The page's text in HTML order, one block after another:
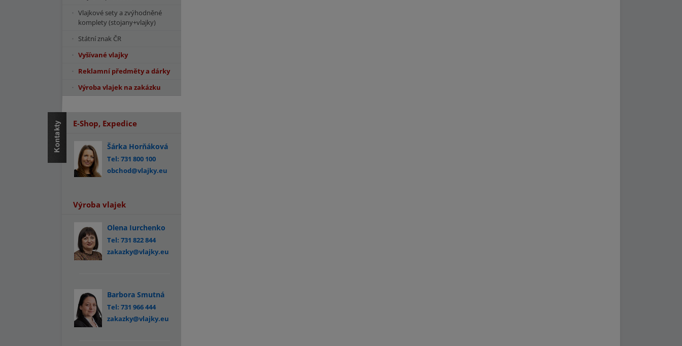
Vlajkové sety a zvýhodněné
komplety (stojany+vlajky)
Státní znak ČR
Vyšívané vlajky
Reklamní předměty a dárky
Výroba vlajek na zakázku
E-Shop, Expedice
Šárka Horňáková
Tel: 731 800 100
obchod@vlajky.eu
Výroba vlajek
Olena Iurchenko
Tel: 731 822 844
zakazky@vlajky.eu
Barbora Smutná
Tel: 731 966 444
zakazky@vlajky.eu